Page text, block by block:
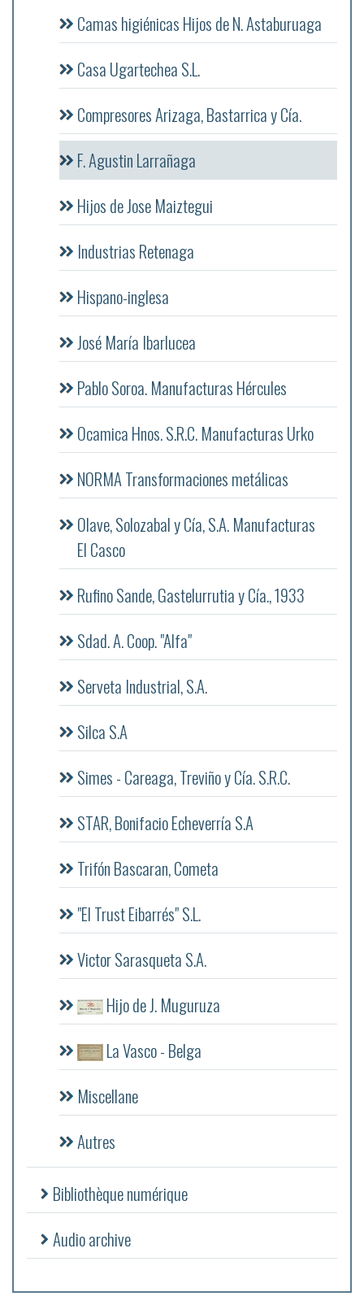
Camas higiénicas Hijos de N. Astaburuaga
Casa Ugartechea S.L.
Compresores Arizaga, Bastarrica y Cía.
F. Agustin Larrañaga
Hijos de Jose Maiztegui
Industrias Retenaga
Hispano-inglesa
José María Ibarlucea
Pablo Soroa. Manufacturas Hércules
Ocamica Hnos. S.R.C. Manufacturas Urko
NORMA Transformaciones metálicas
Olave, Solozabal y Cía, S.A. Manufacturas
El Casco
Rufino Sande, Gastelurrutia y Cía., 1933
Sdad. A. Coop. "Alfa"
Serveta Industrial, S.A.
Silca S.A
Simes - Careaga, Treviño y Cía. S.R.C.
STAR, Bonifacio Echeverría S.A
Trifón Bascaran, Cometa
"El Trust Eibarrés" S.L.
Victor Sarasqueta S.A.
Hijo de J. Muguruza
La Vasco - Belga
Miscellane
Autres
Bibliothèque numérique
Audio archive